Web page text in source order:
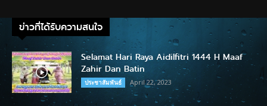
ข่าวที่ได้รับความสนใจ
Selamat Hari Raya Aidilfitri 1444 H Maaf
Zahir Dan Batin
ประชาสัมพันธ์ April 22, 2023